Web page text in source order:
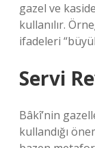
gazel ve
kullanılır.
ifadeleri
Servi
Bâkî’nin
kullandığı